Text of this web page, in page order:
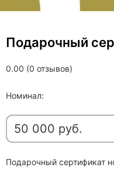
0.00 (0 отзывов)
Подарочный
Номинал:
Подарочный сертификат